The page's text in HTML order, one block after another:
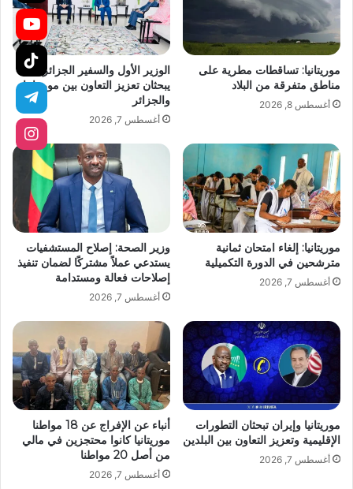
موريتانيا: تساقطات مطرية على
مناطق متفرقة من البلاد
أغسطس 8, 2026
الوزير الأول والسفير الجزائري
يبحثان تعزيز التعاون بين موريتانيا
والجزائر
أغسطس 7, 2026
موريتانيا: إلغاء امتحان ثمانية
مترشحين في الدورة التكميلية
أغسطس 7, 2026
وزير الصحة: إصلاح المستشفيات
يستدعي عملاً مشتركًا لضمان تنفيذ
إصلاحات فعالة ومستدامة
أغسطس 7, 2026
موريتانيا وإيران تبحثان التطورات
الإقليمية وتعزيز التعاون بين البلدين
أغسطس 7, 2026
أنباء عن الإفراج عن 18 مواطنا
موريتانيا كانوا محتجزين في مالي
من أصل 20 مواطنا
أغسطس 7, 2026